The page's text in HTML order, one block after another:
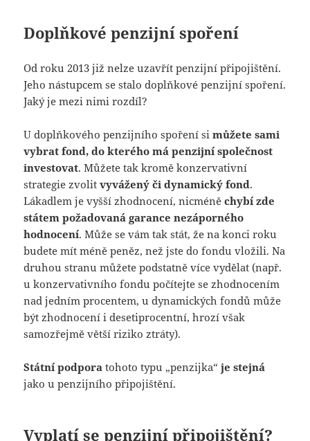
Doplňkové penzijní spoření
Od roku 2013 již nelze uzavřít penzijní připojištění.
Jeho nástupcem se stalo doplňkové penzijní spoření.
Jaký je mezi nimi rozdíl?
U doplňkového penzijního spoření simůžete sami
vybrat fond, do kterého má penzijní společnost
investovat. Můžete tak kromě konzervativní
strategie zvolitvyvážený či dynamický fond.
Lákadlem je vyšší zhodnocení, nicméněchybí zde
státem požadovaná garance nezáporného
hodnocení. Může se vám tak stát, že na konci roku
budete mít méně peněz, než jste do fondu vložili. Na
druhou stranu můžete podstatně více vydělat (např.
u konzervativního fondu počítejte se zhodnocením
nad jedním procentem, u dynamických fondů může
být zhodnocení i desetiprocentní, hrozí však
samozřejmě větší riziko ztráty).
Státní podpora tohoto typu „penzijka“je stejná
jako u penzijního připojištění.
Vyplatí se penzijní připojištění?